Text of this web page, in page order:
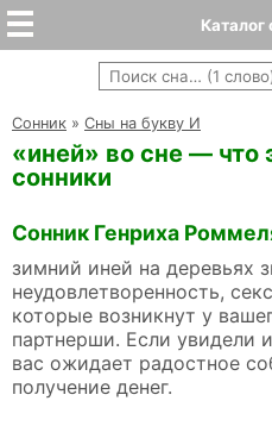
Каталог
Cонник » Сны на букву И
«иней» во сне — что
сонники
Сонник Генриха
зимний иней на деревьях
неудовлетворенность,
которые возникнут у
партнерши. Если увидели
вас ожидает радостное
получение денег.